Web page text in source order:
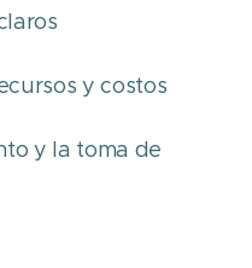
y costos
y la toma de